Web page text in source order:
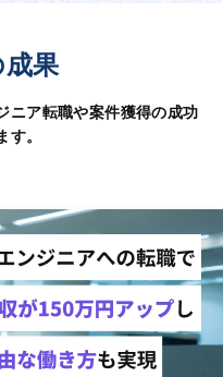
果
ニア転職や案件獲得の成功
す。